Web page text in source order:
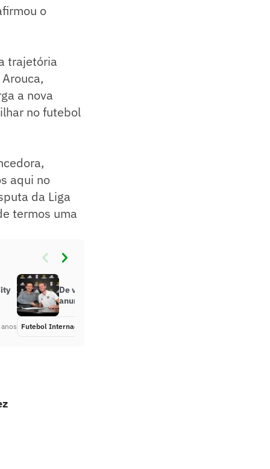
o
trajetória
a nova
no futebol
aqui no
da Liga
termos uma
anos
De volta a Inglaterra, Schürrle é
anunciado como reforço do Fulham
Futebol Internacional